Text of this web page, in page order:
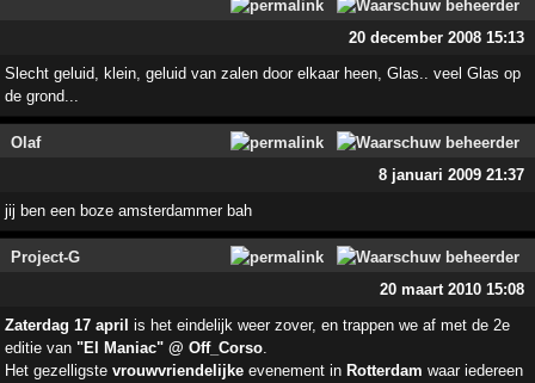
20 december 2008 15:13
Slecht geluid, klein, geluid van zalen door elkaar heen, Glas.. veel Glas op
de grond...
Olaf
8 januari 2009 21:37
jij ben een boze amsterdammer bah
Project-G
20 maart 2010 15:08
Zaterdag 17 april is het eindelijk weer zover, en trappen we af met de 2e
editie van "El Maniac" @ Off_Corso.
Het gezelligste vrouwvriendelijkeevenement in Rotterdam waar iedereen